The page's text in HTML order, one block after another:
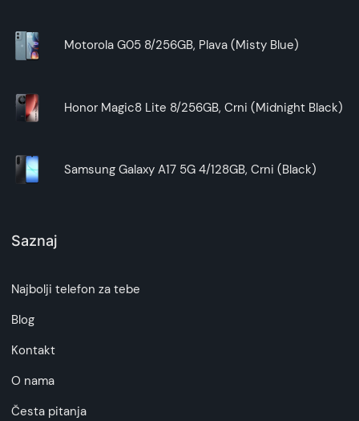
Motorola G05 8/256GB, Plava (Misty Blue)
Honor Magic8 Lite 8/256GB, Crni (Midnight Black)
Samsung Galaxy A17 5G 4/128GB, Crni (Black)
Saznaj
Najbolji telefon za tebe
Blog
Kontakt
O nama
Česta pitanja